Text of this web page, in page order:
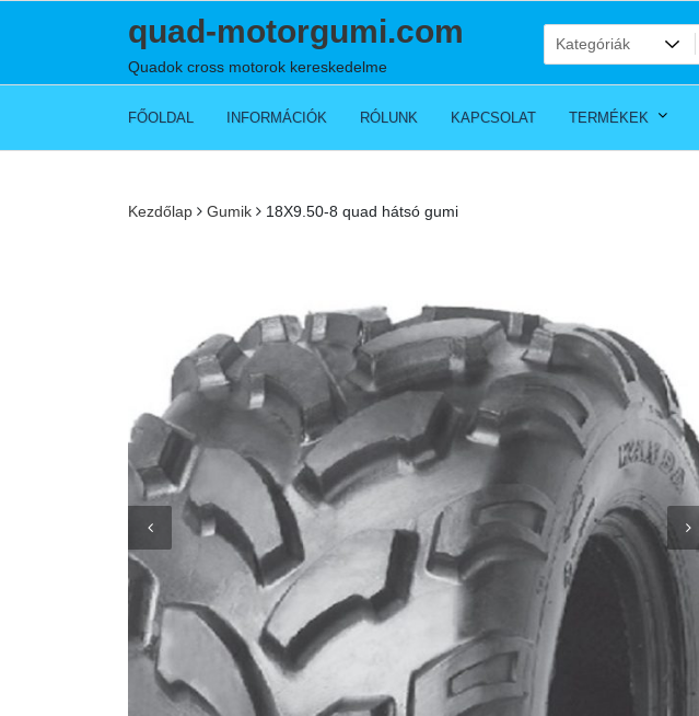
quad-motorgumi.com
Quadok cross motorok kereskedelme
FŐOLDAL INFORMÁCIÓK RÓLUNK KAPCSOLAT TERMÉKEK
Kezdőlap Gumik 18X9.50-8 quad hátsó gumi